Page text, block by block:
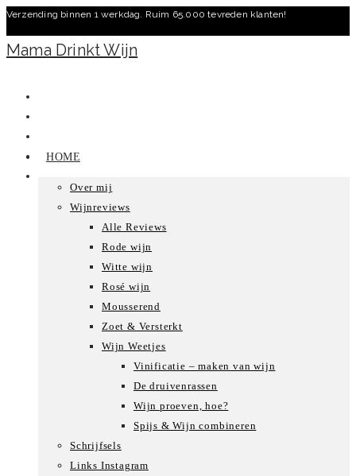
Ga
naar
inhoud
Verzending binnen 1 werkdag. Ruim 65.000 tevreden klanten!
Mama Drinkt Wijn
HOME
Over mij
Wijnreviews
Alle Reviews
Rode wijn
Witte wijn
Rosé wijn
Mousserend
Zoet & Versterkt
Wijn Weetjes
Vinificatie – maken van wijn
De druivenrassen
Wijn proeven, hoe?
Spijs & Wijn combineren
Schrijfsels
Links Instagram